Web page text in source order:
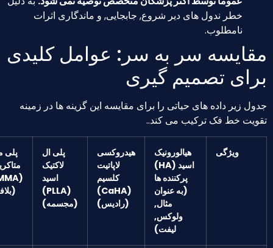
خطر ندول های دیر شروع, جابجایی, و ماندگاری اثرات
نامطلوب.
سر به سر: عوامل کلیدی
تصمیم گیری
زیر داده های حیاتی را برای مقایسه این گزینه ها در زمینه
خط فک ترکیب می کند..
هیالورونیک
اسید (HA)
پرکننده ها
(به عنوان
ولوکس,
هیدروکسی
(CaHA)
(رادیس)
(PLLA)
(مجسمه)
پلی متیل
متاکریلات
(PMMA)
(بلافیل)